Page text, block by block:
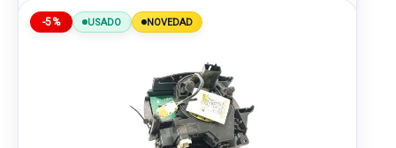
-5% USADO NOVEDAD